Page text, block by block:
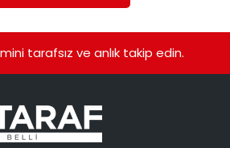
tarafsız ve anlık takip edin.